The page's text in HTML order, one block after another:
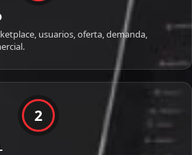
usuarios, oferta, demanda,
2